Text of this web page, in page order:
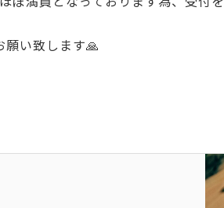
願い致します🙏